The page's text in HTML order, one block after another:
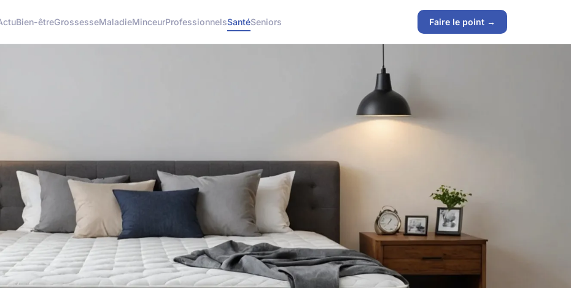
Bien-êtreGrossesseMaladieMinceurProfessionnelsSantéSeniors Faire le point →